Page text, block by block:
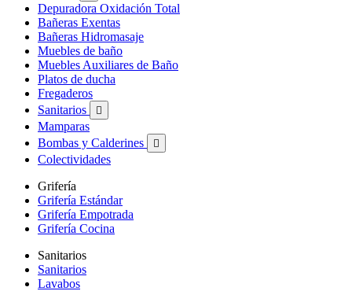
Depuradora Oxidación Total
Bañeras Exentas
Bañeras Hidromasaje
Muebles de baño
Muebles Auxiliares de Baño
Platos de ducha
Fregaderos
Sanitarios

Mamparas
Bombas y Calderines

Colectividades
Grifería
Grifería Estándar
Grifería Empotrada
Grifería Cocina
Sanitarios
Sanitarios
Lavabos